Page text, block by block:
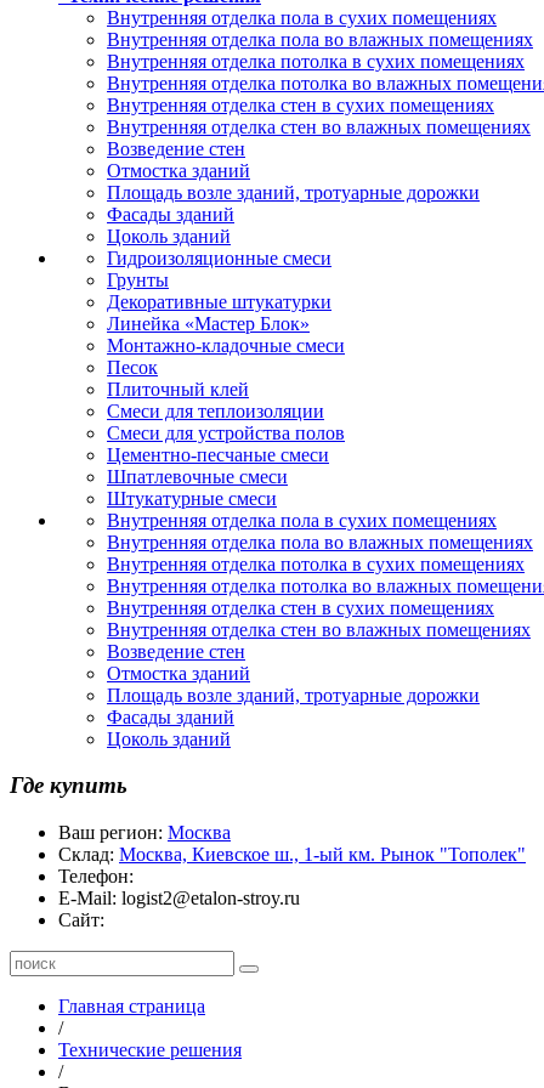
Внутренняя отделка пола в сухих помещениях
Внутренняя отделка пола во влажных помещениях
Внутренняя отделка потолка в сухих помещениях
Внутренняя отделка потолка во влажных
Внутренняя отделка стен в сухих помещениях
Внутренняя отделка стен во влажных помещениях
Возведение стен
Отмостка зданий
Площадь возле зданий, тротуарные дорожки
Фасады зданий
Цоколь зданий
Гидроизоляционные смеси
Грунты
Декоративные штукатурки
Линейка «Мастер Блок»
Монтажно-кладочные смеси
Песок
Плиточный клей
Смеси для теплоизоляции
Смеси для устройства полов
Цементно-песчаные смеси
Шпатлевочные смеси
Штукатурные смеси
Внутренняя отделка пола в сухих помещениях
Внутренняя отделка пола во влажных помещениях
Внутренняя отделка потолка в сухих помещениях
Внутренняя отделка потолка во влажных
Внутренняя отделка стен в сухих помещениях
Внутренняя отделка стен во влажных помещениях
Возведение стен
Отмостка зданий
Площадь возле зданий, тротуарные дорожки
Фасады зданий
Цоколь зданий
Где купить
Ваш регион: Москва
Склад: Москва, Киевское ш., 1-ый км. Рынок "Тополек"
Телефон:
E-Mail: logist2@etalon-stroy.ru
Сайт:
Главная страница
/
Технические решения
/